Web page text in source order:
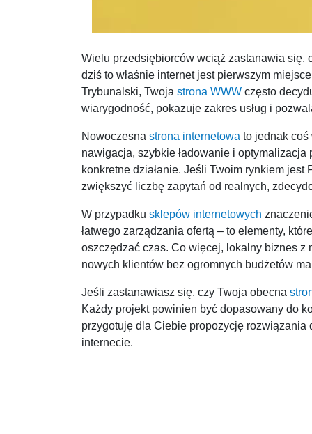
Wielu przedsiębiorców wciąż zastanawia się,
dziś to właśnie internet jest pierwszym
Trybunalski, Twoja strona WWW często
wiarygodność, pokazuje zakres usług i
Nowoczesna strona internetowa to jednak coś
nawigacja, szybkie ładowanie i optymalizacja
konkretne działanie. Jeśli Twoim rynkiem
zwiększyć liczbę zapytań od realnych,
W przypadku sklepów internetowych
łatwego zarządzania ofertą – to elementy,
oszczędzać czas. Co więcej, lokalny biznes z
nowych klientów bez ogromnych budżetów
Jeśli zastanawiasz się, czy Twoja obecna
Każdy projekt powinien być dopasowany do
przygotuję dla Ciebie propozycję rozwiązania
internecie.